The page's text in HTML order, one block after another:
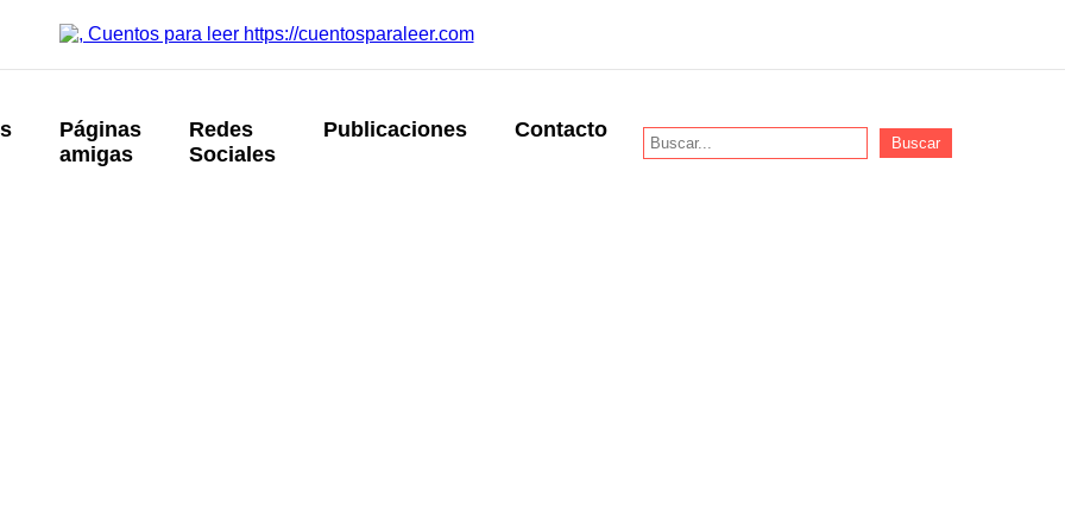
Páginas
amigas
Redes
Sociales
Publicaciones Contacto
Buscar